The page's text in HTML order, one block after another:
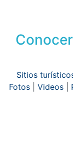
Sitios
Fotos| Videos|